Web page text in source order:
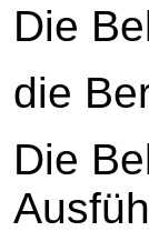
Die
die
Die